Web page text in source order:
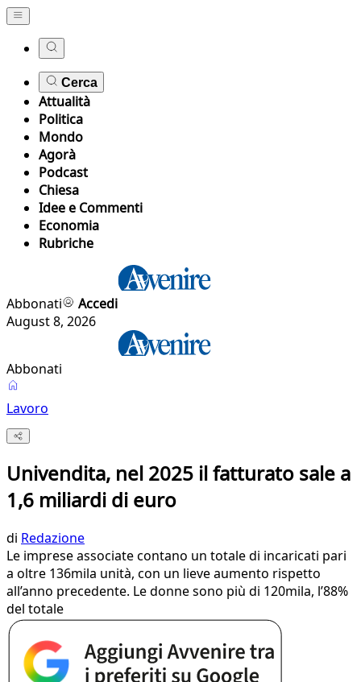
Cerca
Attualità
Politica
Mondo
Agorà
Podcast
Chiesa
Idee e Commenti
Economia
Rubriche
Abbonati
Accedi
August 8, 2026
Abbonati
Lavoro
Univendita, nel 2025 il fatturato sale a
1,6 miliardi di euro
di Redazione
Le imprese associate contano un totale di incaricati pari
a oltre 136mila unità, con un lieve aumento rispetto
all’anno precedente. Le donne sono più di 120mila, l’88%
del totale